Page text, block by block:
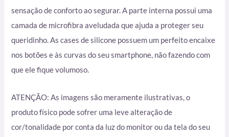
sensação de conforto ao segurar. A parte interna possui uma
camada de microfibra aveludada que ajuda a proteger seu
queridinho. As cases de silicone possuem um perfeito encaixe
nos botões e às curvas do seu smartphone, não fazendo com
que ele fique volumoso.
ATENÇÃO: As imagens são meramente ilustrativas, o
produto físico pode sofrer uma leve alteração de
cor/tonalidade por conta da luz do monitor ou da tela do seu